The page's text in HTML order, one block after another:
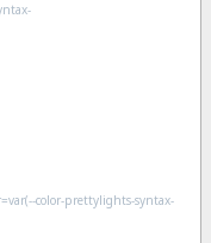
color-prettylights-syntax-